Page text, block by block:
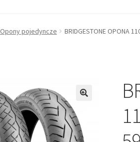
Opony pojedyncze BRIDGESTONE OPONA